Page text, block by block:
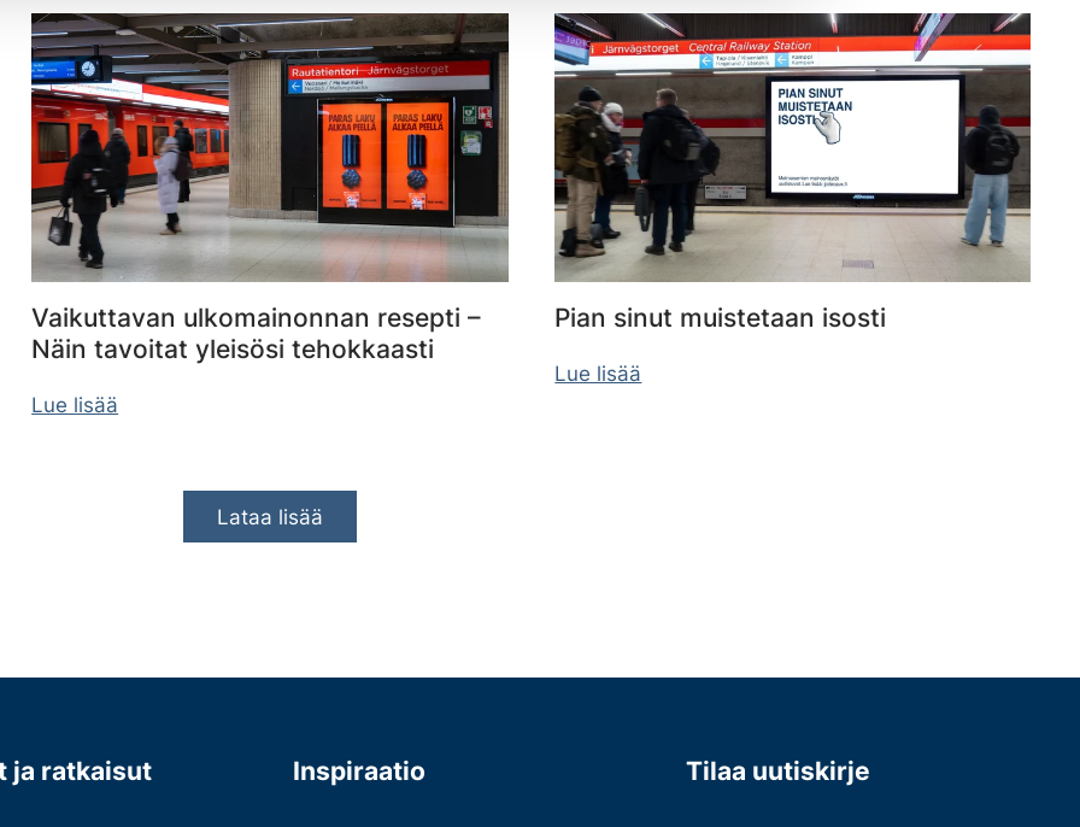
Vaikuttavan ulkomainonnan resepti –
Näin tavoitat yleisösi tehokkaasti
Lue lisää
Pian sinut muistetaan isosti
Lue lisää
Lataa lisää
ja ratkaisut Inspiraatio Tilaa uutiskirje